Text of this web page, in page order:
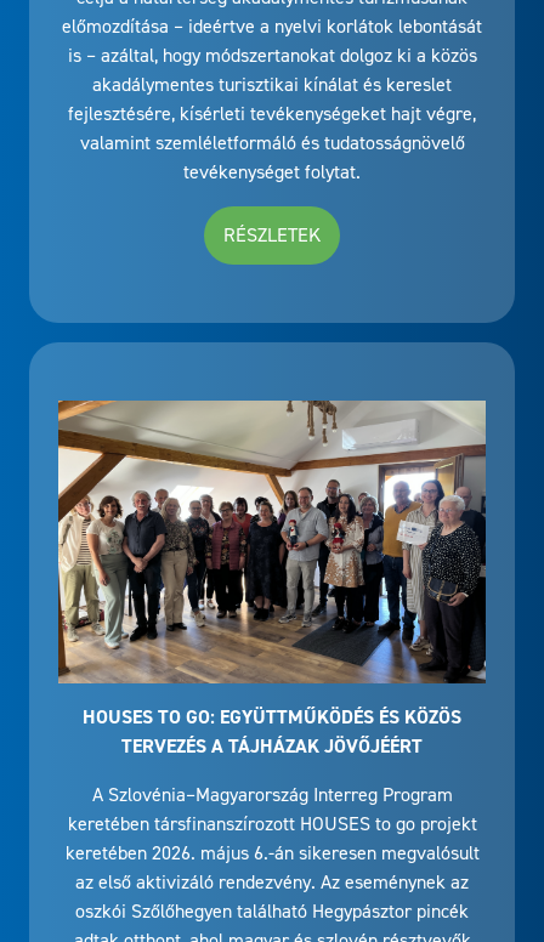
előmozdítása – ideértve a nyelvi korlátok lebontását
is – azáltal, hogy módszertanokat dolgoz ki a közös
akadálymentes turisztikai kínálat és kereslet
fejlesztésére, kísérleti tevékenységeket hajt végre,
valamint szemléletformáló és tudatosságnövelő
tevékenységet folytat.
RÉSZLETEK
HOUSES TO GO: EGYÜTTMŰKÖDÉS ÉS KÖZÖS
TERVEZÉS A TÁJHÁZAK JÖVŐJÉÉRT
A Szlovénia–Magyarország Interreg Program
keretében társfinanszírozott HOUSES to go projekt
keretében 2026. május 6.-án sikeresen megvalósult
az első aktivizáló rendezvény. Az eseménynek az
oszkói Szőlőhegyen található Hegypásztor pincék
adtak otthont, ahol magyar és szlovén résztvevők